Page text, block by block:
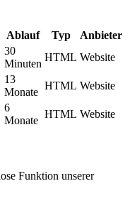
Ablauf Typ
Anbieter
30
Minuten
HTML Website
13
Monate
HTML Website
6
Monate
HTML Website
Funktion unserer